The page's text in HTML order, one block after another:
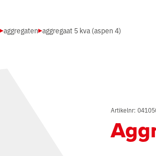
aggregaten aggregaat 5 kva (aspen 4)
Artikelnr: